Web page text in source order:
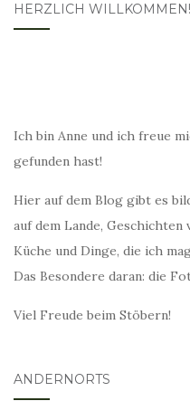
HERZLICH WILLKOMMEN!
Ich bin Anne und ich freue
gefunden hast!
Hier auf dem Blog gibt es
auf dem Lande,
Küche und Dinge, die ich
Das Besondere daran: die
Viel Freude beim Stöbern!
ANDERNORTS